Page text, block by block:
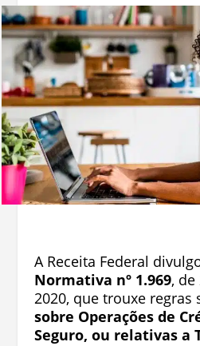
A Receita Federal
Normativa nº 1.969, de
2020, que trouxe regras
sobre Operações de
Seguro, ou relativas a